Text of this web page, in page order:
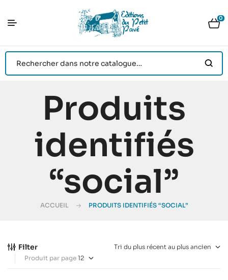
0
Produits
identifiés
“social”
ACCUEIL PRODUITS IDENTIFIÉS “SOCIAL”
Filter
Produit par page